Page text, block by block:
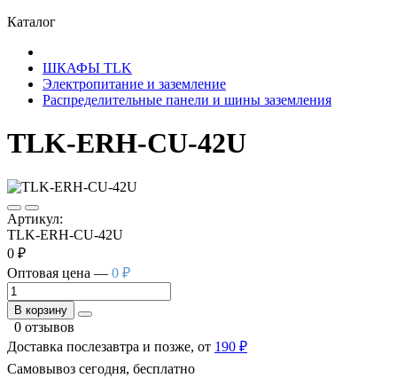
Каталог
ШКАФЫ TLK
Электропитание и заземление
Распределительные панели и шины заземления
TLK-ERH-CU-42U
Артикул:
TLK-ERH-CU-42U
0 ₽
Оптовая цена — 0 ₽
В корзину
0 отзывов
Доставка послезавтра и позже, от 190 ₽
Самовывоз сегодня, бесплатно